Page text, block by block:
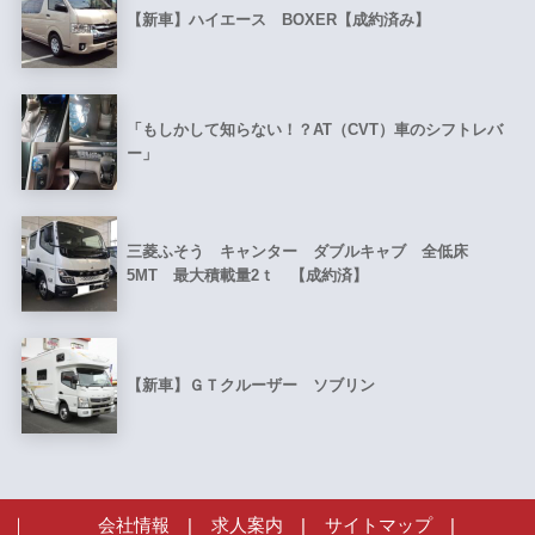
【新車】ハイエース BOXER【成約済み】
「もしかして知らない！？AT（CVT）車のシフトレバ
ー」
三菱ふそう キャンター ダブルキャブ 全低床
5MT 最大積載量2ｔ 【成約済】
【新車】ＧＴクルーザー ソブリン
会社情報 求人案内 サイトマップ|